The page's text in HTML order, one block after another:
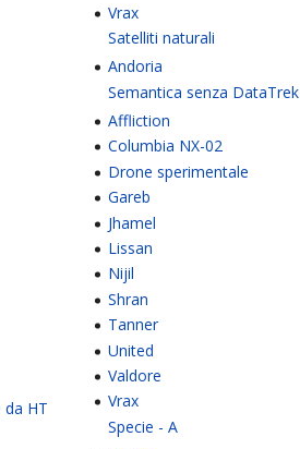
HT
Vrax
Satelliti naturali
Andoria
Semantica senza DataTrek
Affliction
Columbia NX-02
Drone sperimentale
Gareb
Jhamel
Lissan
Nijil
Shran
Tanner
United
Valdore
Vrax
Specie - A